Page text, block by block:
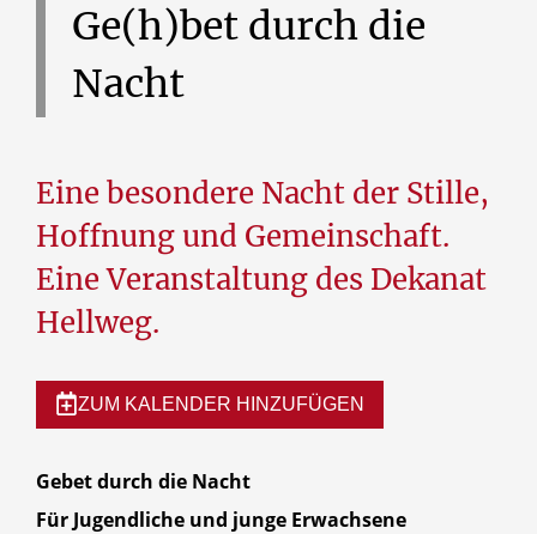
Ge(h)bet durch die
Nacht
Eine besondere Nacht der Stille,
Hoffnung und Gemeinschaft.
Eine Veranstaltung des Dekanat
Hellweg.
ZUM KALENDER HINZUFÜGEN
Gebet durch die Nacht
Für Jugendliche und junge Erwachsene